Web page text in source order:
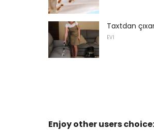
Taxtdan
EVI
Enjoy other users choice: